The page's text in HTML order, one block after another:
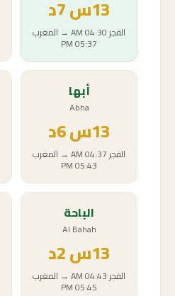
13س
الفجر04:30 AM
→ المغرب
05:37 PM
أبها
Abha
13س
الفجر04:37 AM
→ المغرب
05:43 PM
الباحة
Al Bahah
13س
الفجر04:43 AM
→ المغرب
05:45 PM